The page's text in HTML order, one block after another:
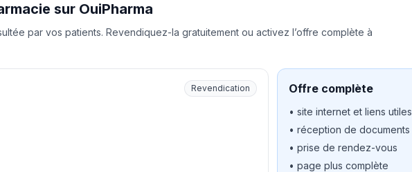
sur OuiPharma
par vos patients. Revendiquez-la gratuitement ou activez l’offre complète à
Revendication Offre complète
• site internet et liens utiles
• réception de documents
• prise de rendez-vous
• page plus complète